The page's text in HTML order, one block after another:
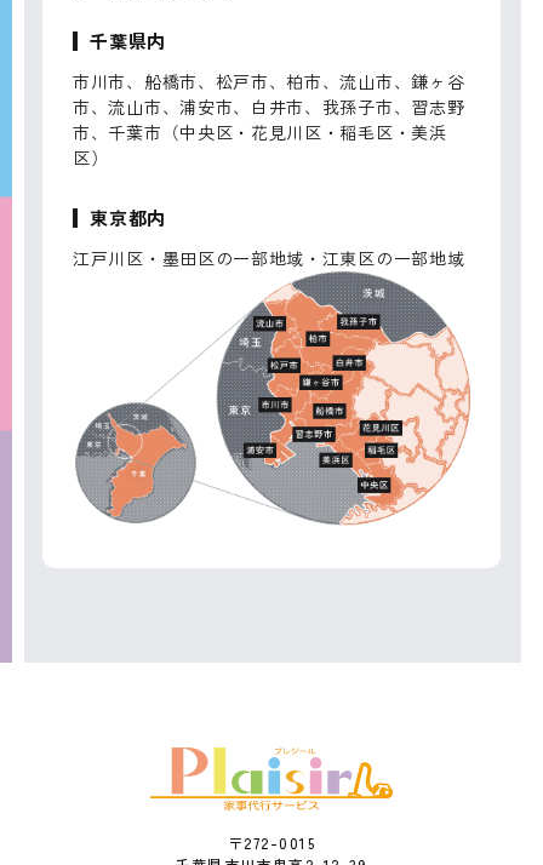
千葉県内
市川市、船橋市、松戸市、柏市、流山市、鎌ヶ谷
市、流山市、浦安市、白井市、我孫子市、習志野
市、千葉市（中央区・花見川区・稲毛区・美浜
区）
東京都内
江戸川区・墨田区の一部地域・江東区の一部地域
〒272-0015